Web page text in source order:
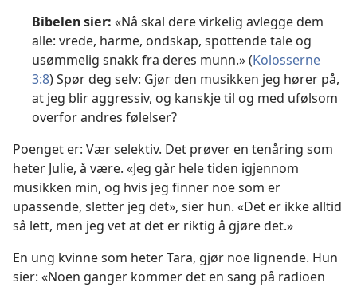
Bibelen sier: «Nå skal dere virkelig avlegge dem
alle: vrede, harme, ondskap, spottende tale og
usømmelig snakk fra deres munn.» (Kolosserne
3:8) Spør deg selv: Gjør den musikken jeg hører på,
at jeg blir aggressiv, og kanskje til og med ufølsom
overfor andres følelser?
Poenget er: Vær selektiv. Det prøver en tenåring som
heter Julie, å være. «Jeg går hele tiden igjennom
musikken min, og hvis jeg finner noe som er
upassende, sletter jeg det», sier hun. «Det er ikke alltid
så lett, men jeg vet at det er riktig å gjøre det.»
En ung kvinne som heter Tara, gjør noe lignende. Hun
sier: «Noen ganger kommer det en sang på radioen